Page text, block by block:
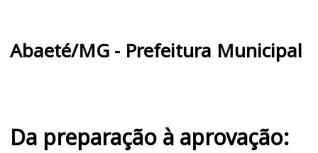
Abaeté/MG - Prefeitura Municipal
Da preparação à aprovação: